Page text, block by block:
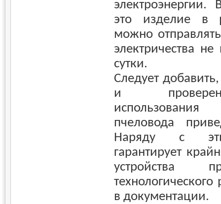
это изделие в
можно
электричества
сутки.
Следует
и
пчеловода
Наряду с
гарантирует
устройства
в документации.